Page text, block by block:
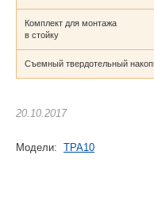
Комплект для монтажа
в стойку
Съемный твердотельный
20.10.2017
Модели: TPA10